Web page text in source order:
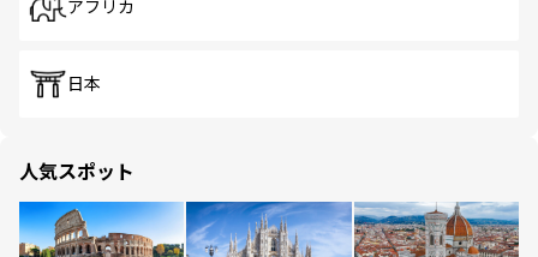
アフリカ
日本
人気スポット